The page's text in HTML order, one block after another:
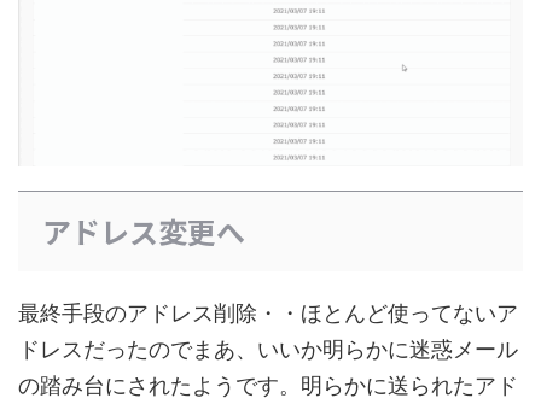
アドレス変更へ
最終手段のアドレス削除・・ほとんど使ってないア
ドレスだったのでまあ、いいか明らかに迷惑メール
の踏み台にされたようです。明らかに送られたアド